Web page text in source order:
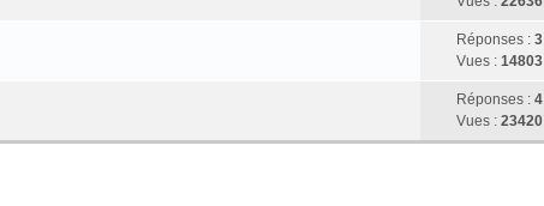
Réponses : 3
Vues : 14803
Réponses : 4
Vues : 23420